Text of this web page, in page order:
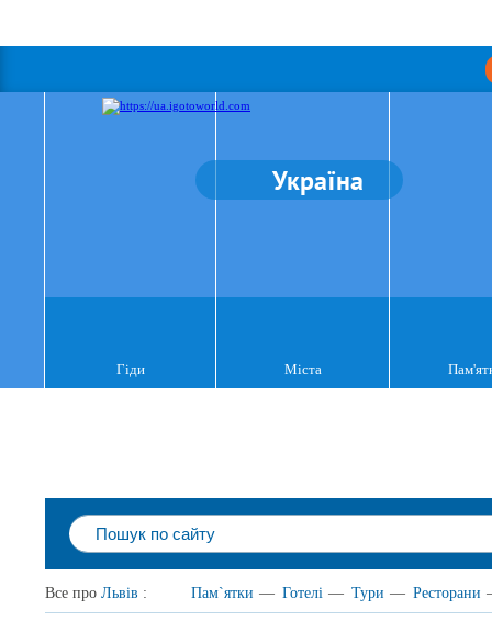
Україна
Гіди Міста
Все про Львів : Пам`ятки — Готелі — Тури — Ресторани